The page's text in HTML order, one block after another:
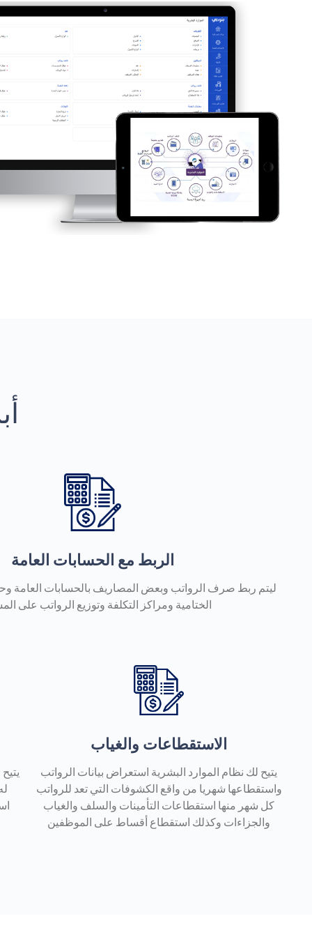
الربط مع الحسابات العامة
ليتم ربط صرف الرواتب وبعض المصاريف بالحسابات العامة
الختامية ومراكز التكلفة وتوزيع الرواتب على
الاستقطاعات والغياب
يتيح لك نظام الموارد البشرية استعراض بيانات الرواتب
واستقطاعها شهريا من واقع الكشوفات التي تعد للرواتب
كل شهر منها استقطاعات التأمينات والسلف والغياب
والجزاءات وكذلك استقطاع أقساط على الموظفين